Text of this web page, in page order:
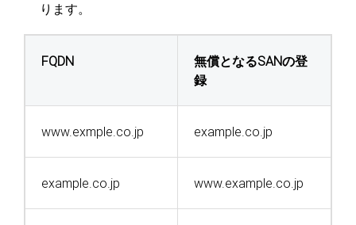
ります。
FQDN
無償となるSANの登
録
www.exmple.co.jp example.co.jp
example.co.jp www.example.co.jp